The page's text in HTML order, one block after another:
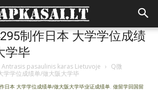
制作日本 大学学位成绩
学毕
Antrasis pasaulinis karas Lietuvoje › Q微
学学位成绩单/做大阪大学毕
日本 大学学位成绩单/做大阪大学毕业证成绩单 做留学回国留